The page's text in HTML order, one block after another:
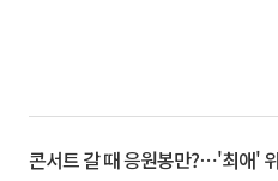
콘서트 갈 때 응원봉만?⋯'최애'